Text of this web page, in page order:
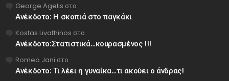
George Agelis στο
Ανέκδοτο: Η σκοπιά στο παγκάκι
Kostas Livathinos στο
Ανέκδοτο:Στατιστικά…κουρασμένος !!!
Romeo Jani στο
Ανέκδοτο: Τι λέει η γυναίκα…τι ακούει ο άνδρας!